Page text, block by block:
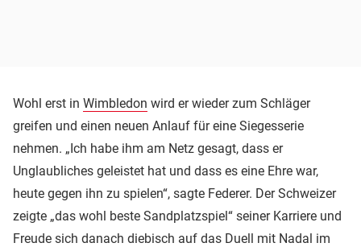
Wohl erst in Wimbledon wird er wieder zum Schläger
greifen und einen neuen Anlauf für eine Siegesserie
nehmen. „Ich habe ihm am Netz gesagt, dass er
Unglaubliches geleistet hat und dass es eine Ehre war,
heute gegen ihn zu spielen“, sagte Federer. Der Schweizer
zeigte „das wohl beste Sandplatzspiel“ seiner Karriere und
Freude sich danach diebisch auf das Duell mit Nadal im